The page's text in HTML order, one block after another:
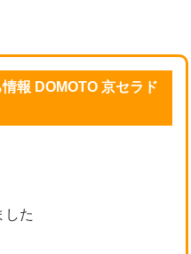
報 DOMOTO 京セラド
した